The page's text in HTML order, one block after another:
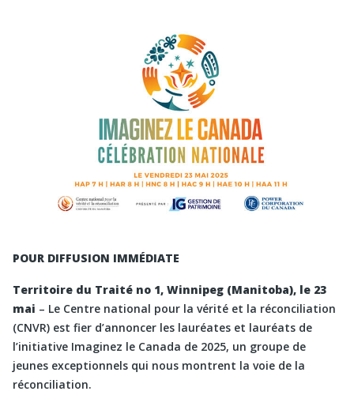
POUR DIFFUSION IMMÉDIATE
Territoire du Traité no 1, Winnipeg (Manitoba), le 23
mai – Le Centre national pour la vérité et la réconciliation
(CNVR) est fier d’annoncer les lauréates et lauréats de
l’initiative Imaginez le Canada de 2025, un groupe de
jeunes exceptionnels qui nous montrent la voie de la
réconciliation.